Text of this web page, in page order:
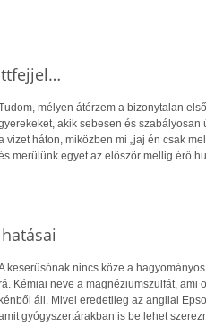
mélyen átérzem a bizonytalan
akik sebesen és
vizet háton, miközben mi „jaj én csak
merülünk egyet az először mellig érő
keserűsónak nincs köze a
Kémiai neve a magnéziumszulfát, ami
kénből áll. Mivel eredetileg az angliai
gyógyszertárakban is be lehet